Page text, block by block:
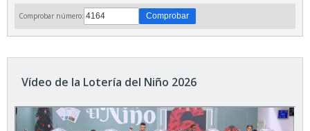
Comprobar número:
Vídeo de la Lotería del Niño 2026